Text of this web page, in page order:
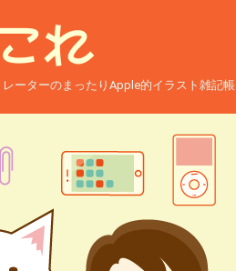
ーターのまったりApple的イラスト雑記帳